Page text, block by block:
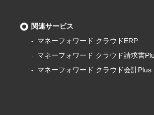
関連サービス
マネーフォワード クラウドERP
マネーフォワード クラウド請求書
マネーフォワード クラウド会計Plus